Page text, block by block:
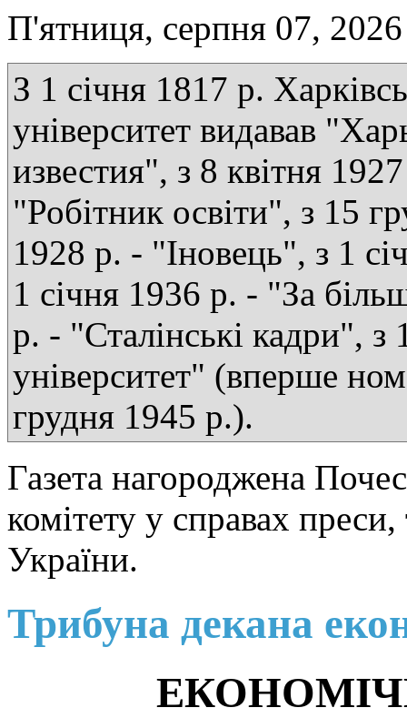
П'ятниця, серпня 07, 2026
З 1 січня 1817 р.
університет видавав
известия", з 8 квітня
"Робітник освіти", з 15
1928 р. - "Іновець", з 1
1 січня 1936 р. - "За
р. - "Сталінські кадри",
університет" (вперше
грудня 1945 р.).
Газета нагороджена
комітету у справах
України.
Трибуна декана